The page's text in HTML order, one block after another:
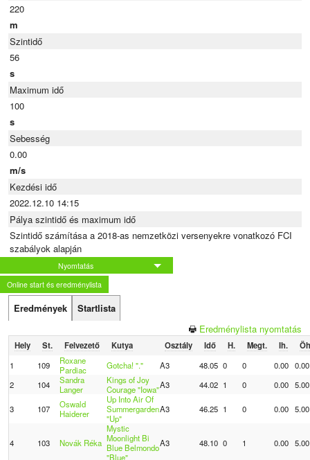
220
m
Szintidő
56
s
Maximum idő
100
s
Sebesség
0.00
m/s
Kezdési idő
2022.12.10 14:15
Pálya szintidő és maximum idő
Szintidő számítása a 2018-as nemzetközi versenyekre vonatkozó FCI
szabályok alapján
Nyomtatás
Online start és eredménylista
Eredmények
Startlista
Eredménylista nyomtatás
Hely St. Felvezető Kutya Osztály Idő H. Megt. Ih.
1
109
Roxane
Pardiac
Gotcha! "." A3 48.05 0 0 0.00 0.00
2
104
Sandra
Langer
Kings of Joy
Courage "Iowa"A3 44.02 1 0 0.00 5.00
3 107
Oswald
Haiderer
Up Into Air Of
Summergarden
"Up"
A3 46.25 1 0 0.00 5.00
4 103 Novák Réka
Mystic
Moonlight Bi
Blue Belmondo
"Blue"
A3 48.10 0 1 0.00 5.00